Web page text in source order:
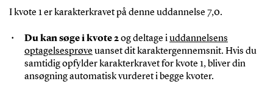
I kvote 1 er karakterkravet på denne uddannelse 7,0.
Du kan søge i kvote 2og deltage iuddannelsens
optagelsesprøve uanset dit karaktergennemsnit. Hvis du
samtidig opfylder karakterkravet for kvote 1, bliver din
ansøgning automatisk vurderet i begge kvoter.